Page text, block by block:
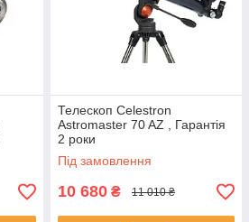
Телескоп Celestron
Astromaster 70 AZ , Гарантія
2 роки
Під замовлення
10 680 ₴ 11 010 ₴